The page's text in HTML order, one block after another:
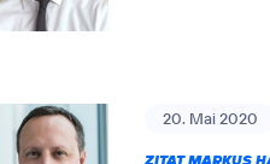
20. Mai 2020
ZITAT MARKUS